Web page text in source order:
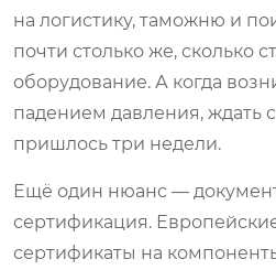
на логистику, таможню и
почти столько же, сколько
оборудование. А когда
падением давления, ждать
пришлось три недели.
Ещё один нюанс —
сертификация.
сертификаты на